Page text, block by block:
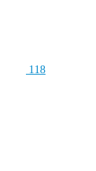
118